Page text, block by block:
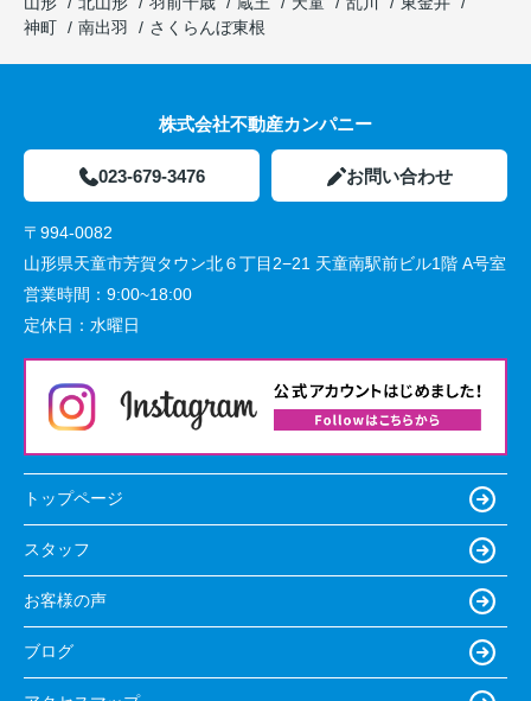
神町
南出羽 さくらんぼ東根
株式会社不動産カンパニー
023-679-3476 お問い合わせ
〒994-0082
山形県天童市芳賀タウン北６丁目2−21 天童南駅前ビル1階 A号室
営業時間： 9:00~18:00
定休日： 水曜日
トップページ
スタッフ
お客様の声
ブログ